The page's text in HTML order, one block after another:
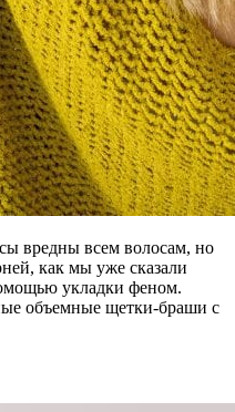
вредны всем волосам, но
как мы уже сказали
укладки феном.
объемные щетки-браши с